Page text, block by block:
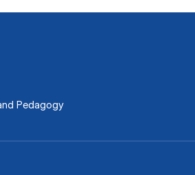
Pedagogy